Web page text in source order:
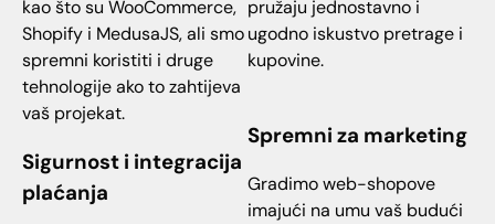
kao što su WooCommerce,
Shopify i MedusaJS, ali smo
spremni koristiti i druge
tehnologije ako to zahtijeva
vaš projekat.
pružaju jednostavno i
ugodno iskustvo pretrage i
kupovine.
Sigurnost i integracija
plaćanja
Spremni za marketing
Gradimo web-shopove
imajući na umu vaš budući